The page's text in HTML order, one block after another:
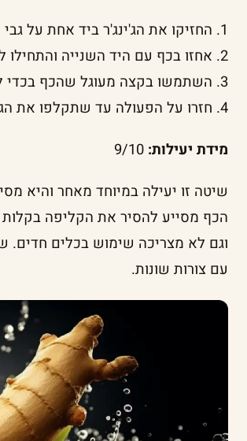
1. החזיקו את הג'ינג'ר ביד אחת על גבי קרש חיתוך.
2. אחזו בכף עם היד השנייה והתחילו לגרד את קליפת ג'ינג'ר בעזרת קצה הכף.
3. השתמשו בקצה מעוגל שהכף בכדי להגיע לפינות ועיקולים של שורש הג'ינג'ר.
4. חזרו על הפעולה עד שתקלפו את הג'ינג'ר לגמרי.
מידת יעילות:
שיטה זו יעילה במיוחד מאחר והיא
הכף מסייע להסיר את הקליפה בקלות
וגם לא מצריכה שימוש בכלים חדים.
עם צורות שונות.